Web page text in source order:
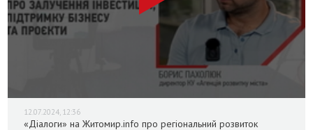
12.07.2024, 12:36
«Діалоги» на Житомир.info про регіональний розвиток